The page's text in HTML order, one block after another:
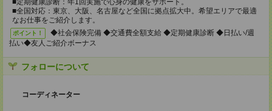
■定期健康診断：年1回実施で心身の健康をサポート。
■全国対応：東京、大阪、名古屋など全国に拠点拡大中。希望エリアで最適
なお仕事をご紹介します。
ポイント！
◆社会保険完備 ◆交通費全額支給 ◆定期健康診断 ◆日払い/週
払い◆友人ご紹介ボーナス
フォローについて
コーディネーター